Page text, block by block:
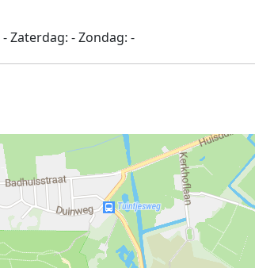
-Zaterdag: -Zondag: -